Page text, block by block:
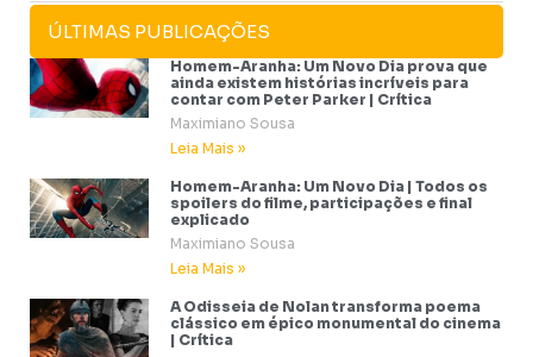
ÚLTIMAS PUBLICAÇÕES
Homem-Aranha: Um Novo Dia prova que
ainda existem histórias incríveis para
contar com Peter Parker | Crítica
Maximiano Sousa
Leia Mais »
Homem-Aranha: Um Novo Dia | Todos os
spoilers do filme, participações e final
explicado
Maximiano Sousa
Leia Mais »
A Odisseia de Nolan transforma poema
clássico em épico monumental do cinema
| Crítica